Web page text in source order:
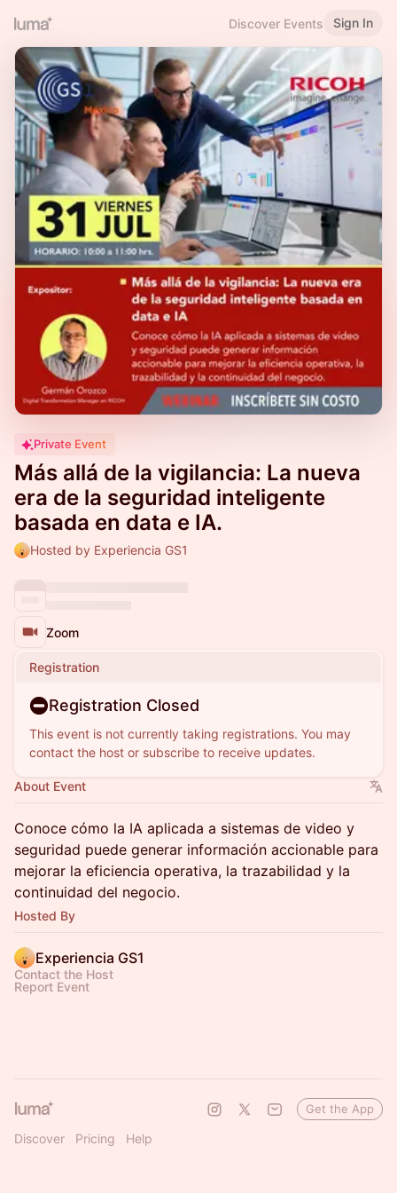
Discover Events Sign In
Private Event
Más allá de la vigilancia: La nueva
era de la seguridad inteligente
basada en data e IA.
Hosted by Experiencia GS1
Zoom
Registration
Registration Closed
This event is not currently taking registrations. You may
contact the host or subscribe to receive updates.
About Event
Conoce cómo la IA aplicada a sistemas de video y
seguridad puede generar información accionable para
mejorar la eficiencia operativa, la trazabilidad y la
continuidad del negocio.
Hosted By
Experiencia GS1
Contact the Host
Report Event
Discover Pricing Help
Get the App